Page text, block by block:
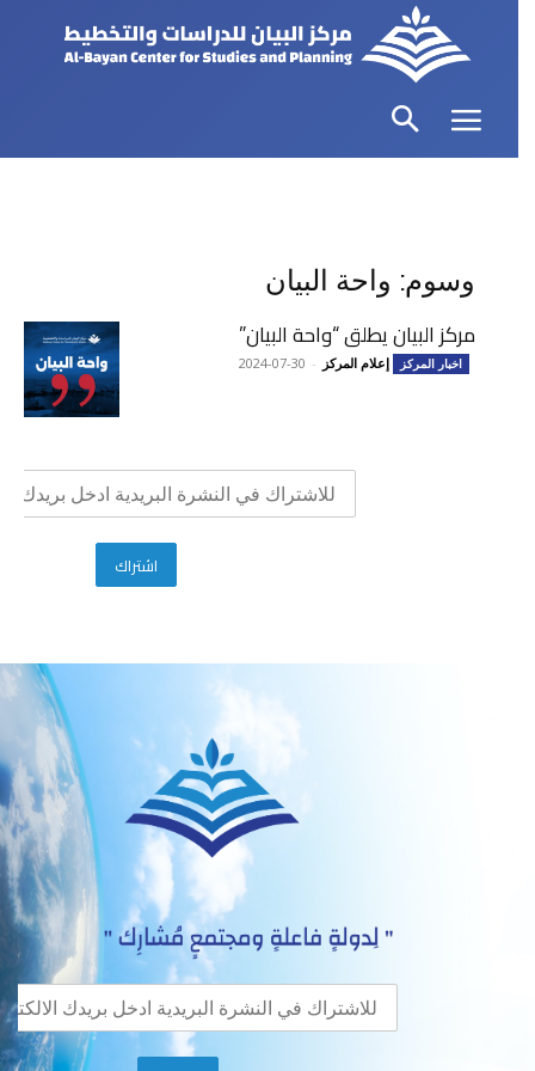
وسوم: واحة البيان
مركز البيان يطلق “واحة البيان”
اخبار المركز إعلام المركز -
2024-07-30